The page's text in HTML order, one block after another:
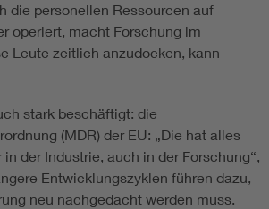
die personellen Ressourcen auf
operiert, macht Forschung im
Leute zeitlich anzudocken, kann
stark beschäftigt: die
(MDR) der EU: „Die hat alles
der Industrie, auch in der Forschung“,
Entwicklungszyklen führen dazu,
neu nachgedacht werden muss.